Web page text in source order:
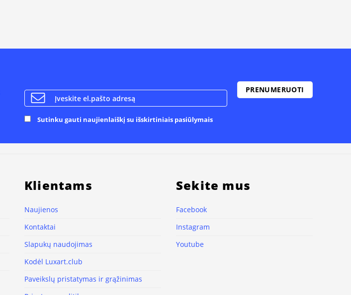
Sutinku gauti naujienlaiškį su išskirtiniais pasiūlymais
Klientams
Naujienos
Kontaktai
Slapukų naudojimas
Kodėl Luxart.club
Paveikslų pristatymas ir grąžinimas
Sekite mus
Facebook
Instagram
Youtube